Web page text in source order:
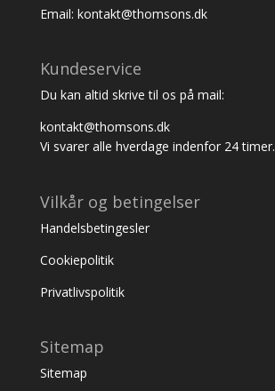
Email: kontakt@thomsons.dk
Kundeservice
Du kan altid skrive til os på mail:
kontakt@thomsons.dk
Vi svarer alle hverdage indenfor 24 timer.
Vilkår og betingelser
Handelsbetingesler
Cookiepolitik
Privatlivspolitik
Sitemap
Sitemap